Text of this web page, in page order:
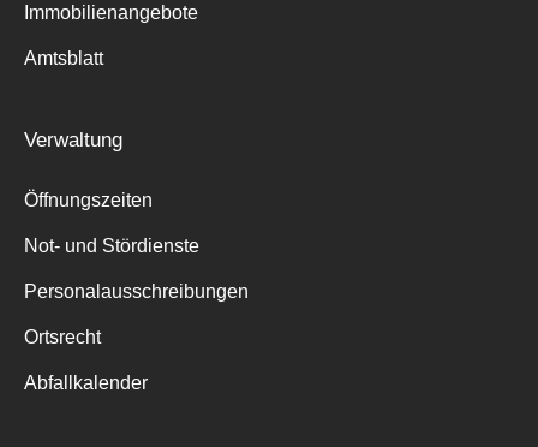
Immobilienangebote
Amtsblatt
Verwaltung
Öffnungszeiten
Not- und Stördienste
Personalausschreibungen
Ortsrecht
Abfallkalender